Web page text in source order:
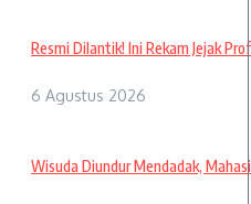
Resmi Dilantik! Ini Rekam Jejak
6 Agustus 2026
Wisuda Diundur Mendadak,